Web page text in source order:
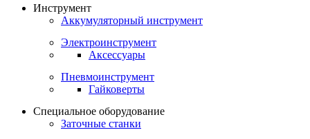
Инструмент
Аккумуляторный инструмент
Электроинструмент
Аксессуары
Пневмоинструмент
Гайковерты
Специальное оборудование
Заточные станки